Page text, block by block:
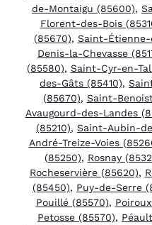
de-Montaigu (85600),
Florent-des-Bois
(85670), Saint-Étienne-
Denis-la-Chevasse
(85580), Saint-Cyr-en-
des-Gâts (85410),
(85670), Saint-
Avaugourd-des-Landes
(85210), Saint-Aubin-
André-Treize-Voies
(85250), Rosnay
Rocheservière (85620),
(85450), Puy-de-Serre
Pouillé (85570),
Petosse (85570),